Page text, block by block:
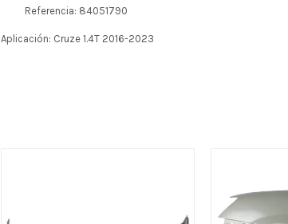
Referencia: 84051790
Aplicación: Cruze 1.4T 2016-2023